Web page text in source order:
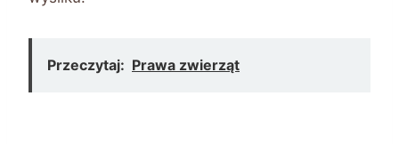
Przeczytaj: Prawa zwierząt